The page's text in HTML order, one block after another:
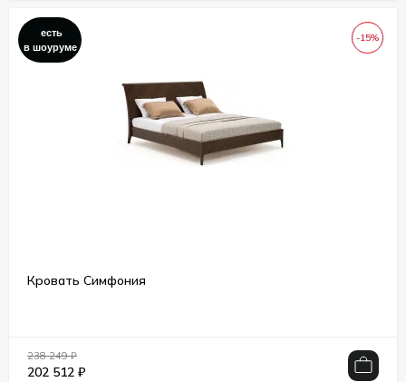
-15%
есть
в шоуруме
Кровать Симфония
238 249₽
202 512 ₽